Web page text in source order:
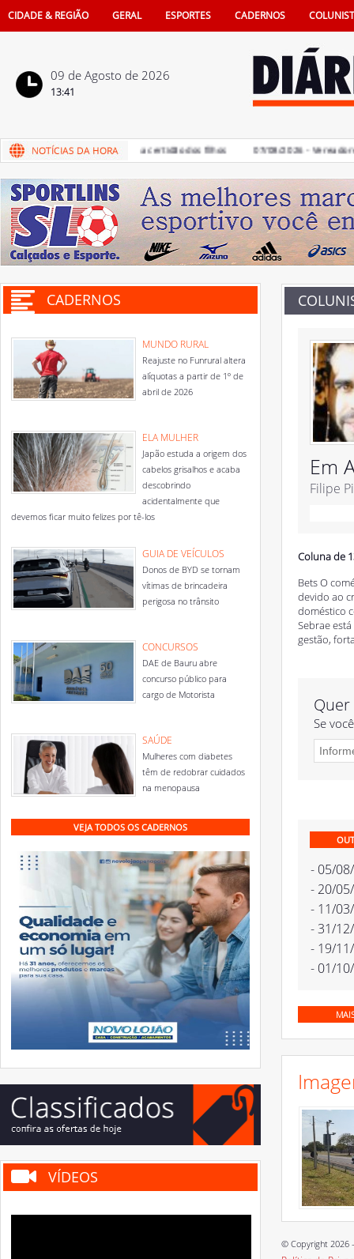
CIDADE & REGIÃO GERAL ESPORTES CADERNOS
09 de Agosto de 2026
13:41
pais na vida e também na certidão dos filhos 07/08/2026 - Vereadores
CADERNOS
MUNDO RURAL
Reajuste no Funrural altera
alíquotas a partir de 1º de
abril de 2026
ELA MULHER
Japão estuda a origem dos
cabelos grisalhos e acaba
descobrindo
acidentalmente que
devemos ficar muito felizes por tê-los
GUIA DE VEÍCULOS
Donos de BYD se tornam
vítimas de brincadeira
perigosa no trânsito
CONCURSOS
DAE de Bauru abre
concurso público para
cargo de Motorista
SAÚDE
Mulheres com diabetes
têm de redobrar cuidados
na menopausa
VEJA TODOS OS CADERNOS
VÍDEOS
Em
Filipe
Coluna de
Bets O
devido ao
doméstico
Sebrae
gestão,
Se
- 05/
- 20/
- 11/
- 31/
- 19/
- 01/
© Copyright 2026